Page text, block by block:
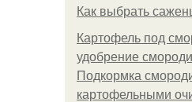
Как выбрать
Картофель под
удобрение
Подкормка
картофельными